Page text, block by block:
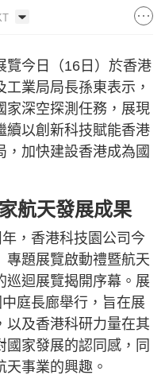
覽今日（16日）於香港
業局局長孫東表示，
家深空探測任務，展現
續以創新科技賦能香港
加快建設香港成為國
航天發展成果
，香港科技園公司今
專題展覽啟動禮暨航天
巡迴展覽揭開序幕。展
庭長廊舉行，旨在展
以及香港科研力量在其
家發展的認同感，同
事業的興趣。